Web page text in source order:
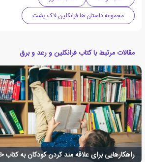
مجموعه داستان ها فرانکلین لاک پشت
مقالات مرتبط با کتاب فرانکلین و رعد و برق
راهکارهایی برای علاقه مند کردن کودکان به کتاب